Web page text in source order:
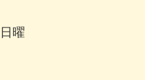
曜